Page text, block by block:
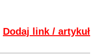
Dodaj link / artykuł